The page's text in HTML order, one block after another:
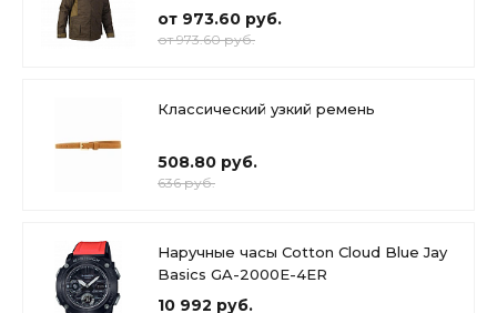
Basics
от 973.60 руб.
от 973.60 руб.
Классический узкий ремень
508.80 руб.
636 руб.
Наручные часы Cotton Cloud Blue Jay
Basics GA-2000E-4ER
10 992 руб.